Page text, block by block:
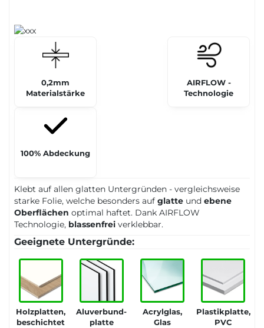
0,2mm
Materialstärke
AIRFLOW -
Technologie
100% Abdeckung
Klebt auf allen glatten Untergründen - vergleichsweise
starke Folie, welche besonders auf glatte und ebene
Oberflächen optimal haftet. Dank AIRFLOW
Technologie, blassenfrei verklebbar.
Geeignete Untergründe:
Holzplatten,
beschichtet
Aluverbund-
platte
Acrylglas,
Glas
Plastikplatte,
PVC